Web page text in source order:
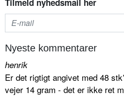
Nyeste kommentarer
henrik
Er det rigtigt angivet med 48
vejer 14 gram - det er ikke ret